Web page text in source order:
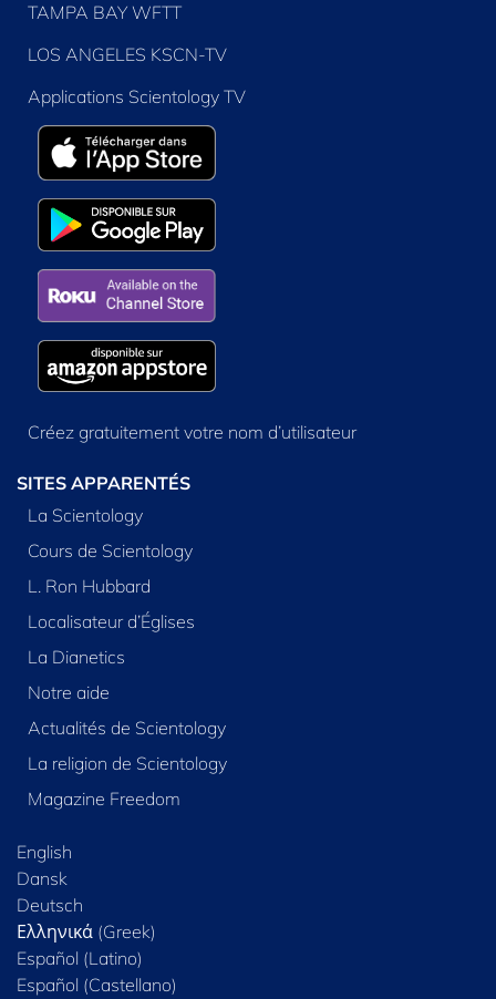
TAMPA BAY WFTT
LOS ANGELES KSCN-TV
Applications Scientology TV
Créez gratuitement votre nom d’utilisateur
SITES APPARENTÉS
La Scientology
Cours de Scientology
L. Ron Hubbard
Localisateur d’Églises
La Dianetics
Notre aide
Actualités de Scientology
La religion de Scientology
Magazine Freedom
English
Dansk
Deutsch
Ελληνικά (Greek)
Español (Latino)
Español (Castellano)